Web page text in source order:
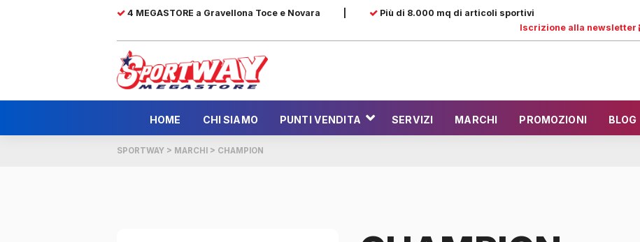
4 MEGASTORE a Gravellona Toce e Novara
Più di 8.000 mq di articoli sportivi
Iscrizione alla newsletter
HOME CHI SIAMO PUNTI VENDITA SERVIZI MARCHI PROMOZIONI BLOG
SPORTWAY > MARCHI > CHAMPION